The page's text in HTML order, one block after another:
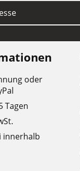
oder
Tagen
innerhalb